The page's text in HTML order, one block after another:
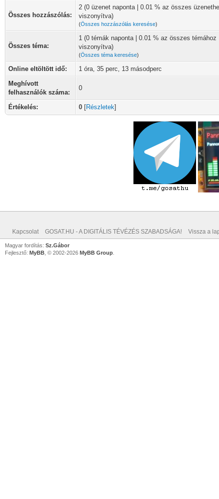
Összes hozzászólás:
2 (0 üzenet naponta | 0.01 % az összes
viszonyítva)
(Összes hozzászólás keresése)
Összes téma:
1 (0 témák naponta | 0.01 % az összes témához
viszonyítva)
(Összes téma keresése)
Online eltöltött idő:
1 óra, 35 perc, 13 másodperc
Meghívott
felhasználók száma:
0
Értékelés: 0 [Részletek]
Kapcsolat GOSAT.HU - A DIGITÁLIS TÉVÉZÉS SZABADSÁGA! Vissza a
Magyar fordítás: Sz.Gábor
Fejlesztő: MyBB , © 2002-2026 MyBB Group